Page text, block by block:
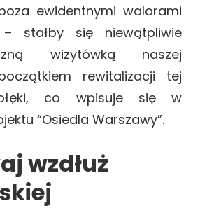
ewidentnymi walorami
– stałby się niewątpliwie
wizytówką naszej
rewitalizacji tej
co wpisuje się w
“Osiedla Warszawy”.
wzdłuż